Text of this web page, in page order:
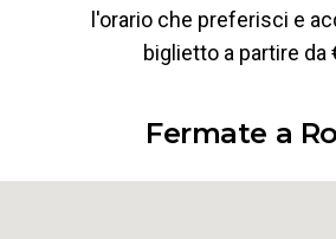
l'orario che preferisci e
biglietto a partire da
Fermate a